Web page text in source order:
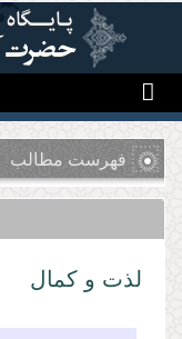
رفتن به محتوای اصلی
فهرست مطالب
لذت و كمال